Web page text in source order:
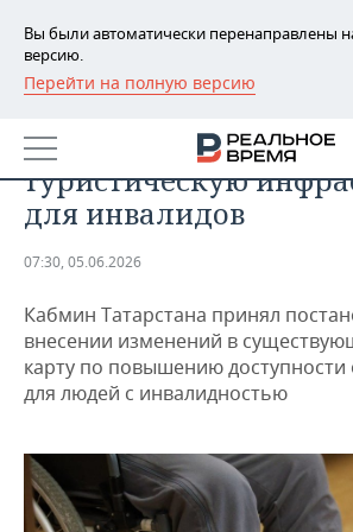
Вы были автоматически перенаправлены
версию.
Перейти на полную версию
РЕГИОНЫ
БАШКОРТОСТАН
ТАТАРСТАН
НОВОСТИ
АНАЛИТИКА
ДЕКЛАРАЦИИ О ДОХОДАХ
КОРОЛИ ГОСЗАКАЗА ПФО
КОМУ ПРИНАДЛЕЖАТ
ТОРГОВЫЕ ЦЕНТРЫ
ТАТАРСТАНА
НОВОСТИ ЭКОНОМИКИ
ФИНАНСЫ
БЮДЖЕТ
ИНВЕСТИЦИИ
ПРОМЫШЛЕННОСТЬ
НОВОСТИ
ПРОМЫШЛЕННОСТИ
МАШИНОСТРОЕНИЕ
НЕДВИЖИМОСТЬ
НОВОСТИ АВТО
БИЗНЕС
НОВОСТИ БИЗНЕСА
ТЕХНОЛОГИИ
В Татарстане
туристическую
для инвалидов
07:30, 05.06.2026
Кабмин Татарстана принял
внесении изменений в
карту по повышению доступности
для людей с инвалидностью